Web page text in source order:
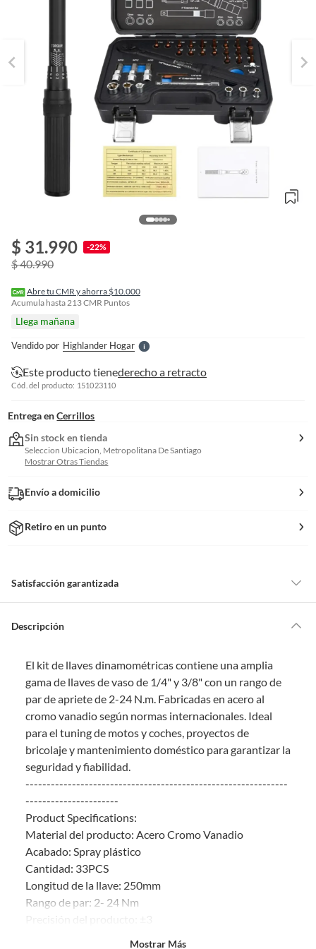
$ 31.990 -22%
$ 40.990
Abre tu CMR y ahorra $10.000
Acumula hasta213CMR Puntos
Llega mañana
Vendido por Highlander HogarS
r
Este producto tienederecho a retracto
Cód. del producto: 151023110
Entrega en Cerrillos
Sin stock en tienda
Seleccion Ubicacion, Metropolitana De Santiago
Mostrar Otras Tiendas
Envío a domicilio
Retiro en un punto
Satisfacción garantizada
de la compra.
comprado por internet y que hay ciertas categorías que no tienen este
derecho:
Productos que, por su naturaleza, no puedan ser devueltos,
puedan deteriorarse o caducar con rapidez.
Confeccionados a la medida.
De uso personal.
En sodimac.cl te damos30 días desde que recibes el producto
estar en perfecto estado, con todas sus etiquetas y sin uso, tal como te lo
entregamos.
Productos digitales que se entregan a través de una descarga
electrónica, por ejemplo, cupones de experiencia o programas
para el computador.
Productos a pedido o confeccionados a medida.
Productos que han sido informados como imperfectos, usados,
reparados, abiertos, de segunda selección, remanufacturados o
con alguna deficiencia, que sean comprados en esa condición a
Descripción
El kit de llaves dinamométricas contiene una amplia
gama de llaves de vaso de 1/4" y 3/8" con un rango de
par de apriete de 2-24 N.m. Fabricadas en acero al
cromo vanadio según normas internacionales. Ideal
para el tuning de motos y coches, proyectos de
bricolaje y mantenimiento doméstico para garantizar la
seguridad y fiabilidad.
--------------------------------------------------------------
----------------------
Product Specifications:
Material del producto: Acero Cromo Vanadio
Acabado: Spray plástico
Cantidad: 33PCS
Longitud de la llave: 250mm
Rango de par: 2- 24 Nm
Precisión del producto: ±3
Mostrar Más